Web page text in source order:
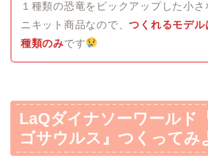
１種類の恐竜をピックアップした小さ
ニキット商品なので、つくれるモデル
種類のみです
LaQダイナソーワールド
ゴサウルス』 つくってみ